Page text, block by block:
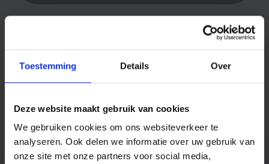
Toestemming Details Over
Deze website maakt gebruik van cookies
We gebruiken cookies om ons websiteverkeer te
analyseren. Ook delen we informatie over uw gebruik van
onze site met onze partners voor social media,
Trusted by companies like